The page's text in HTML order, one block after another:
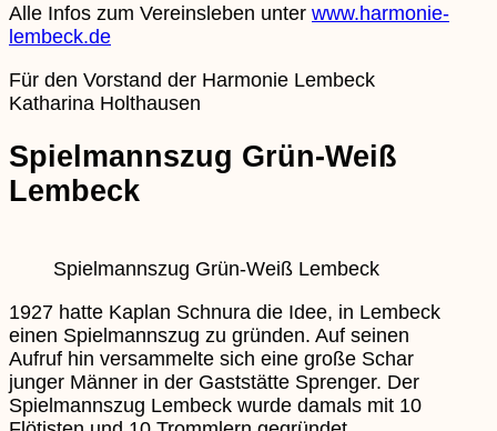
Alle Infos zum Vereinsleben unter www.harmonie-
lembeck.de
Für den Vorstand der Harmonie Lembeck
Katharina Holthausen
Spielmannszug Grün-Weiß
Lembeck
Spielmannszug Grün-Weiß Lembeck
1927 hatte Kaplan Schnura die Idee, in Lembeck
einen Spielmannszug zu gründen. Auf seinen
Aufruf hin versammelte sich eine große Schar
junger Männer in der Gaststätte Sprenger. Der
Spielmannszug Lembeck wurde damals mit 10